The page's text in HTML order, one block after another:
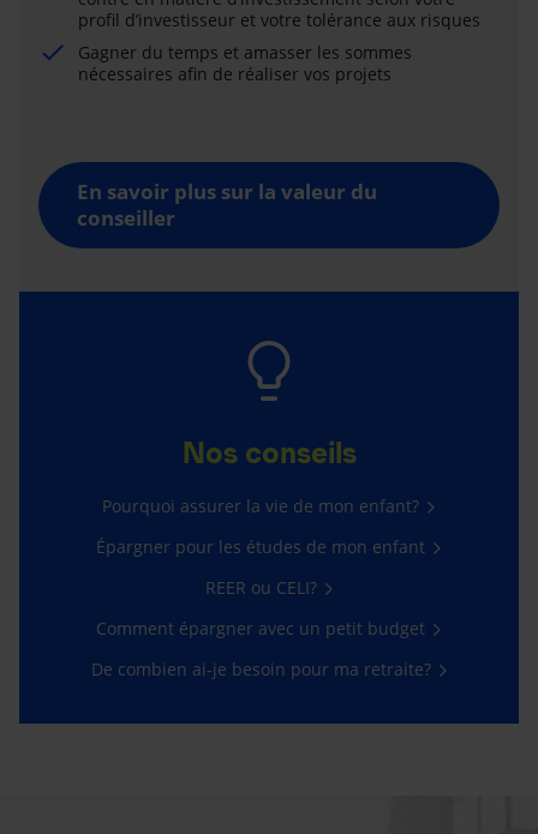
profil d’investisseur et votre tolérance aux risques
Gagner du temps et amasser les sommes
nécessaires afin de réaliser vos projets
En savoir plus sur la valeur du
conseiller
Nos conseils
Pourquoi assurer la vie de mon enfant?
Épargner pour les études de mon enfant
REER ou CELI?
Comment épargner avec un petit budget
De combien ai-je besoin pour ma retraite?